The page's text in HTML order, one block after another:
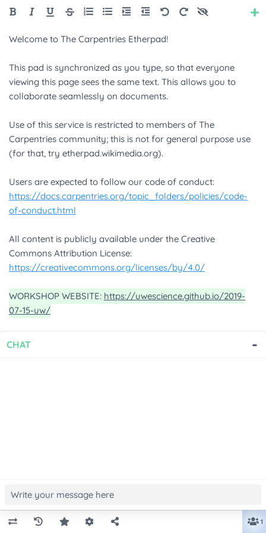
Style
1
CHAT -